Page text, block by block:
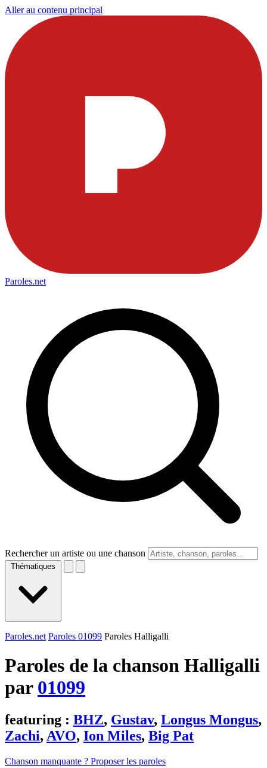
Aller au contenu principal
Paroles.net
Rechercher un artiste ou une chanson
Thématiques
Paroles.net Paroles 01099 Paroles Halligalli
Paroles de la chanson Halligalli
par 01099
featuring : BHZ, Gustav, Longus Mongus,
Zachi, AVO, Ion Miles, Big Pat
Chanson manquante ? Proposer les paroles